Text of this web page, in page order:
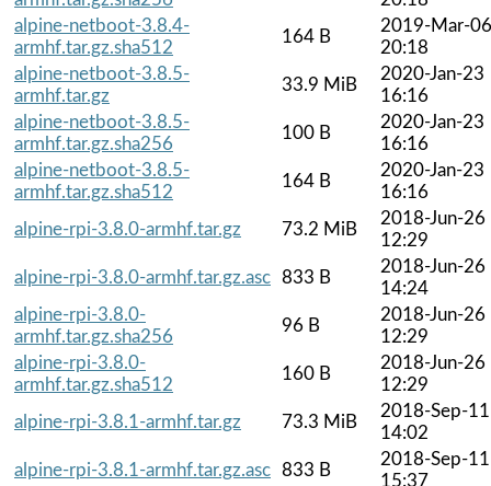
alpine-netboot-3.8.4-
armhf.tar.gz.sha512
164 B
2019-Mar-06
20:18
alpine-netboot-3.8.5-
armhf.tar.gz
33.9 MiB
2020-Jan-23
16:16
alpine-netboot-3.8.5-
armhf.tar.gz.sha256
100 B
2020-Jan-23
16:16
alpine-netboot-3.8.5-
armhf.tar.gz.sha512
164 B
2020-Jan-23
16:16
alpine-rpi-3.8.0-armhf.tar.gz
73.2 MiB
2018-Jun-26
12:29
alpine-rpi-3.8.0-armhf.tar.gz.asc 833 B
2018-Jun-26
14:24
alpine-rpi-3.8.0-
armhf.tar.gz.sha256
96 B
2018-Jun-26
12:29
alpine-rpi-3.8.0-
armhf.tar.gz.sha512
160 B
2018-Jun-26
12:29
alpine-rpi-3.8.1-armhf.tar.gz
73.3 MiB
2018-Sep-11
14:02
alpine-rpi-3.8.1-armhf.tar.gz.asc 833 B
2018-Sep-11
15:37